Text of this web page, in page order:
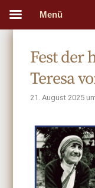
Fest der
Teresa
21. August 2025
Menü